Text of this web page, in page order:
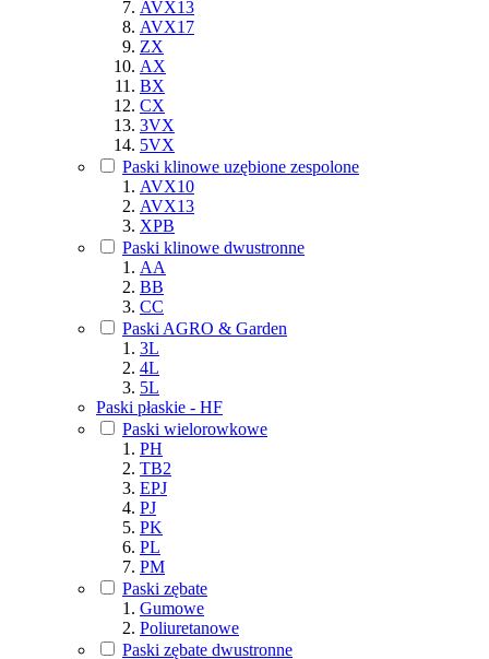
AVX13
AVX17
ZX
AX
BX
CX
3VX
5VX
Paski klinowe uzębione zespolone
AVX10
AVX13
XPB
Paski klinowe dwustronne
AA
BB
CC
Paski AGRO & Garden
3L
4L
5L
Paski płaskie - HF
Paski wielorowkowe
PH
TB2
EPJ
PJ
PK
PL
PM
Paski zębate
Gumowe
Poliuretanowe
Paski zębate dwustronne